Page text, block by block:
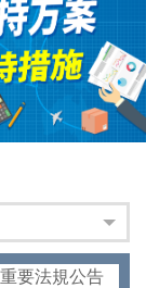
重要法規公告